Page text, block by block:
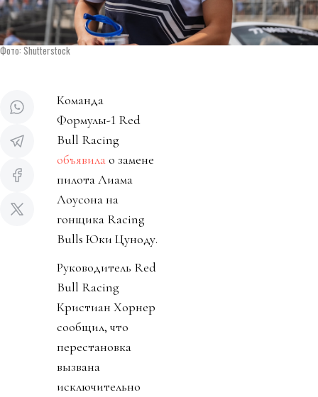
Фото: Shutterstock
Команда
Формулы-1 Red
Bull Racing
объявилао замене
пилота Лиама
Лоусона на
гонщика Racing
Bulls Юки Цуноду.
Руководитель Red
Bull Racing
Кристиан Хорнер
сообщил, что
перестановка
вызвана
исключительно